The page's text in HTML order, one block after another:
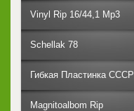
Vinyl Rip 16/44,1 Mp3
Schellak 78
Гибкая Пластинка СССР
Magnitoalbom Rip